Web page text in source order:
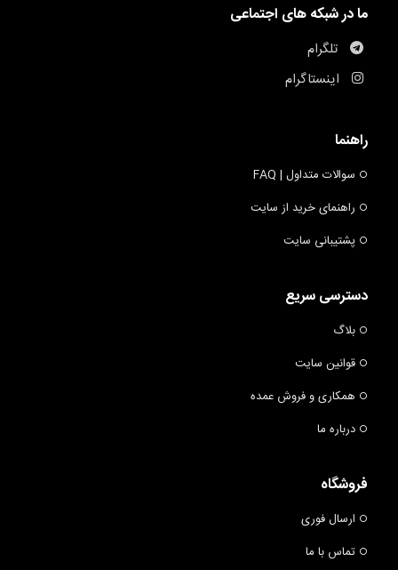
ما در شبکه های اجتماعی
تلگرام
اینستاگرام
راهنما
سوالات متداول | FAQ
راهنمای خرید از سایت
پشتیبانی سایت
دسترسی سریع
بلاگ
قوانین سایت
همکاری و فروش عمده
درباره ما
فروشگاه
ارسال فوری
تماس با ما